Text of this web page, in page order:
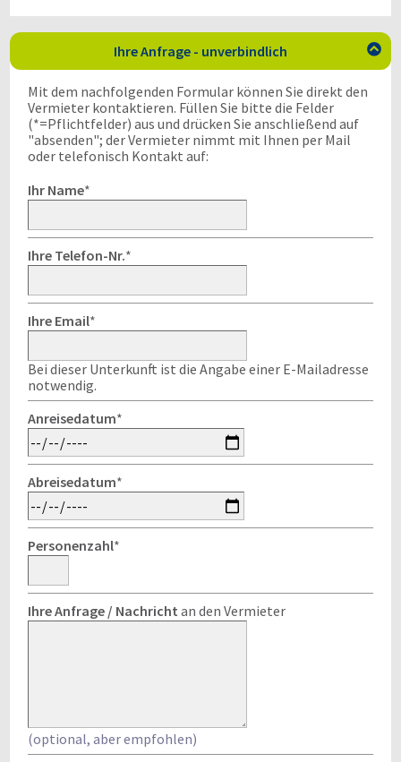
Ihre Anfrage - unverbindlich 
Mit dem nachfolgenden Formular können Sie direkt den
Vermieter kontaktieren. Füllen Sie bitte die Felder
(*=Pflichtfelder) aus und drücken Sie anschließend auf
"absenden"; der Vermieter nimmt mit Ihnen per Mail
oder telefonisch Kontakt auf:
Ihr Name*
Ihre Telefon-Nr.*
Ihre Email*
Bei dieser Unterkunft ist die Angabe einer E-Mailadresse
notwendig.
Anreisedatum*
Abreisedatum*
Personenzahl*
Ihre Anfrage / Nachricht an den Vermieter
(optional, aber empfohlen)